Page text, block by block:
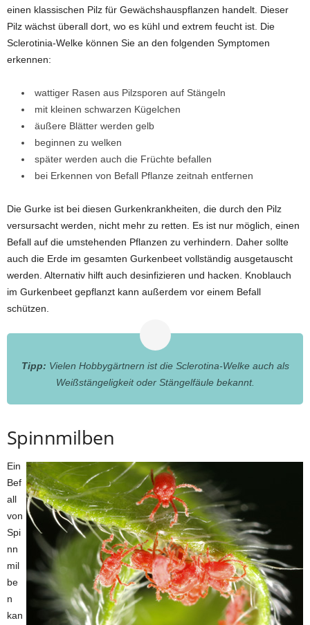
einen klassischen Pilz für Gewächshauspflanzen handelt. Dieser
Pilz wächst überall dort, wo es kühl und extrem feucht ist. Die
Sclerotinia-Welke können Sie an den folgenden Symptomen
erkennen:
wattiger Rasen aus Pilzsporen auf Stängeln
mit kleinen schwarzen Kügelchen
äußere Blätter werden gelb
beginnen zu welken
später werden auch die Früchte befallen
bei Erkennen von Befall Pflanze zeitnah entfernen
Die Gurke ist bei diesen Gurkenkrankheiten, die durch den Pilz
versursacht werden, nicht mehr zu retten. Es ist nur möglich, einen
Befall auf die umstehenden Pflanzen zu verhindern. Daher sollte
auch die Erde im gesamten Gurkenbeet vollständig ausgetauscht
werden. Alternativ hilft auch desinfizieren und hacken. Knoblauch
im Gurkenbeet gepflanzt kann außerdem vor einem Befall
schützen.
Tipp: Vielen Hobbygärtnern ist die Sclerotina-Welke auch als
Weißstängeligkeit oder Stängelfäule bekannt.
Spinnmilben
Ein
Bef
all
von
Spi
nn
mil
be
n
kan